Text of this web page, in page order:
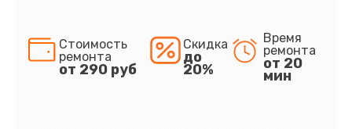
Стоимость
ремонта
от 290 руб
Скидка
до
20%
Время
ремонта
от 20
мин